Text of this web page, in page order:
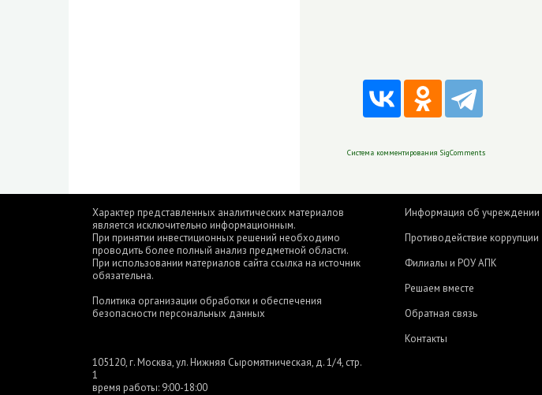
Система комментирования SigComments
Характер представленных аналитических материалов
является исключительно информационным.
При принятии инвестиционных решений необходимо
проводить более полный анализ предметной области.
При использовании материалов сайта ссылка на источник
обязательна.
Политика организации обработки и обеспечения
безопасности персональных данных
105120, г. Москва, ул. Нижняя Сыромятническая, д. 1/4, стр.
1
время работы: 9:00-18:00
Информация об учреждении
Противодействие коррупции
Филиалы и РОУ АПК
Решаем вместе
Обратная связь
Контакты